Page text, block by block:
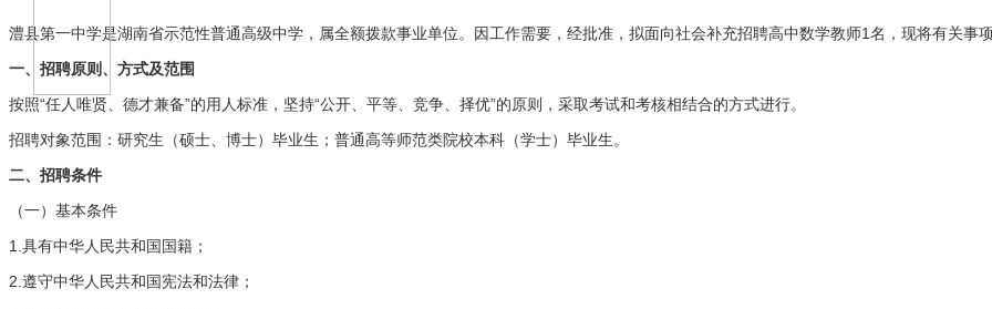
澧县第一中学是湖南省示范性普通高级中学，属全额拨款事业单位。因工作需要，经批准，拟面向社会补充招聘高中数学教师1 名，现将有关事
一、招聘原则、方式及范围
按照“任人唯贤、德才兼备”的用人标准，坚持“公开、平等、竞争、择优”的原则，采取考试和考核相结合的方式进行。
招聘对象范围：研究生（硕士、博士）毕业生；普通高等师范类院校本科（学士）毕业生。
二、招聘条件
（一）基本条件
1. 具有中华人民共和国国籍；
2. 遵守中华人民共和国宪法和法律；